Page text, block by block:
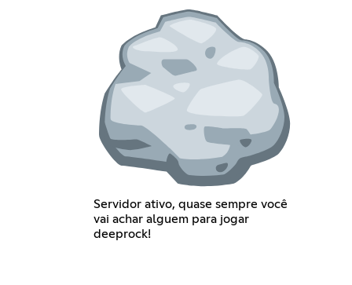
Servidor ativo, quase sempre você
vai achar alguem para jogar
deeprock!